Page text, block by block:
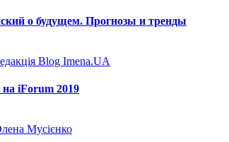
о будущем. Прогнозы и тренды
Blog Imena.UA
iForum 2019
Мусієнко